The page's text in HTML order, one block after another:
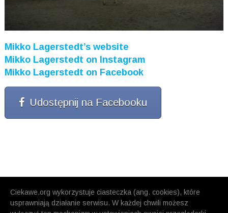
Ciekawe.org wykorzystuje ciasteczka (ang. cookies), które
usprawniają działanie serwisu. W każdej chwili możesz
Mikko Lagerstedt’s website
Mikko Lagerstedt on Instagram
Mikko Lagerstedt on Facebook
Udostępnij na Facebooku